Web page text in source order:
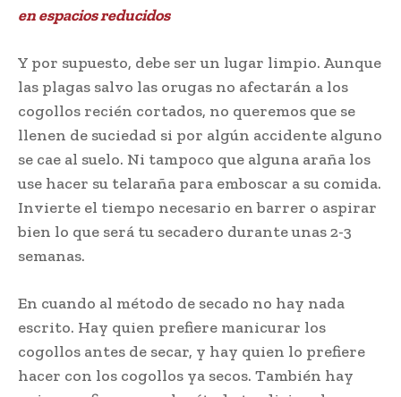
en espacios reducidos
Y por supuesto, debe ser un lugar limpio. Aunque
las plagas salvo las orugas no afectarán a los
cogollos recién cortados, no queremos que se
llenen de suciedad si por algún accidente alguno
se cae al suelo. Ni tampoco que alguna araña los
use hacer su telaraña para emboscar a su comida.
Invierte el tiempo necesario en barrer o aspirar
bien lo que será tu secadero durante unas 2-3
semanas.
En cuando al método de secado no hay nada
escrito. Hay quien prefiere manicurar los
cogollos antes de secar, y hay quien lo prefiere
hacer con los cogollos ya secos. También hay